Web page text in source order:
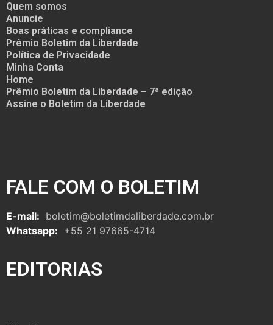
Quem somos
Anuncie
Boas práticas e compliance
Prêmio Boletim da Liberdade
Política de Privacidade
Minha Conta
Home
Prêmio Boletim da Liberdade – 7ª edição
Assine o Boletim da Liberdade
FALE COM O BOLETIM
E-mail: boletim@boletimdaliberdade.com.br
Whatsapp: +55 21 97665-4714
EDITORIAS